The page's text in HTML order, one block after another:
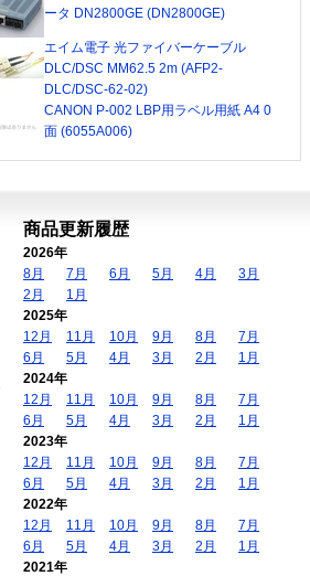
ータ DN2800GE (DN2800GE)
エイム電子 光ファイバーケーブル
DLC/DSC MM62.5 2m (AFP2-
DLC/DSC-62-02)
CANON P-002 LBP用ラベル用紙 A4 0
面 (6055A006)
商品更新履歴
2026年
8月
7月 6月 5月 4月
3月
2月
1月
2025年
12月
11月 10月 9月 8月
7月
6月
5月 4月 3月 2月
1月
2024年
12月
11月 10月 9月 8月
7月
6月
5月 4月 3月 2月
1月
2023年
12月
11月 10月 9月 8月
7月
6月
5月 4月 3月 2月
1月
2022年
12月
11月 10月 9月 8月
7月
6月
5月 4月 3月 2月
1月
2021年